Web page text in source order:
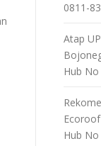
0811-
Atap
Hub
Hub